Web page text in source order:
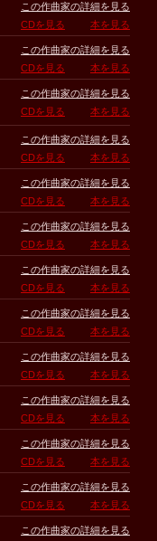
この作曲家の詳細を見る
CDを見る
本を見る
この作曲家の詳細を見る
CDを見る
本を見る
この作曲家の詳細を見る
CDを見る
本を見る
この作曲家の詳細を見る
CDを見る
本を見る
この作曲家の詳細を見る
CDを見る
本を見る
この作曲家の詳細を見る
CDを見る
本を見る
この作曲家の詳細を見る
CDを見る
本を見る
この作曲家の詳細を見る
CDを見る
本を見る
この作曲家の詳細を見る
CDを見る
本を見る
この作曲家の詳細を見る
CDを見る
本を見る
この作曲家の詳細を見る
CDを見る
本を見る
この作曲家の詳細を見る
CDを見る
本を見る
この作曲家の詳細を見る